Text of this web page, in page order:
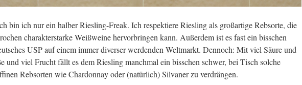
bin ich nur ein halber Riesling-Freak. Ich respektiere Riesling als großartige Rebsorte, die
charakterstarke Weißweine hervorbringen kann. Außerdem ist es fast ein bisschen
USP auf einem immer diverser werdenden Weltmarkt. Dennoch: Mit viel Säure und
und viel Frucht fällt es dem Riesling manchmal ein bisschen schwer, bei Tisch solche
Rebsorten wie Chardonnay oder (natürlich) Silvaner zu verdrängen.